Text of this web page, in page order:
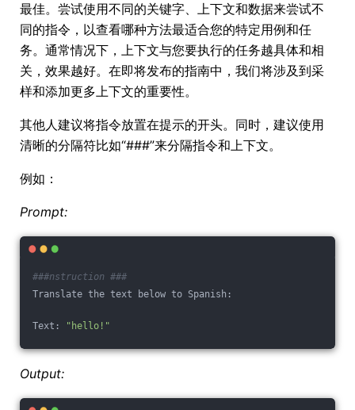
最佳。尝试使用不同的关键字、上下文和数据来尝试不
同的指令，以查看哪种方法最适合您的特定用例和任
务。通常情况下，上下文与您要执行的任务越具体和相
关，效果越好。在即将发布的指南中，我们将涉及到采
样和添加更多上下文的重要性。
其他人建议将指令放置在提示的开头。同时，建议使用
清晰的分隔符比如“###”来分隔指令和上下文。
例如：
Prompt:
###nstruction ###
Translate the text below to Spanish:
Text: "hello!"
Output: